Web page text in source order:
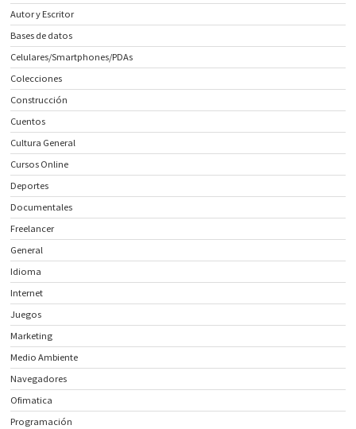
Autor y Escritor
Bases de datos
Celulares/Smartphones/PDAs
Colecciones
Construcción
Cuentos
Cultura General
Cursos Online
Deportes
Documentales
Freelancer
General
Idioma
Internet
Juegos
Marketing
Medio Ambiente
Navegadores
Ofimatica
Programación